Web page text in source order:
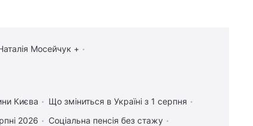
Мосейчук +
Києва
Що зміниться в Україні з 1 серпня
2026
Соціальна пенсія без стажу